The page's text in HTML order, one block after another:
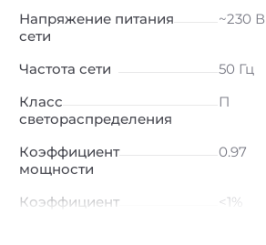
Напряжение питания
сети
~230 В
Частота сети
50 Гц
Класс
светораспределения
П
Коэффициент
мощности
0.97
Коэффициент
<1%